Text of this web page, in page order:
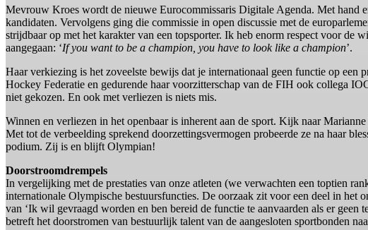
Mevrouw Kroes wordt de nieuwe Eurocommissaris Digitale Agenda. Met hand
kandidaten. Vervolgens ging die commissie in open discussie met de
strijdbaar op met het karakter van een topsporter. Ik heb enorm respect voor de
aangegaan: ‘If you want to be a champion, you have to look like a champion’.
Haar verkiezing is het zoveelste bewijs dat je internationaal geen functie op
Hockey Federatie en gedurende haar voorzitterschap van de FIH ook collega
niet gekozen. En ook met verliezen is niets mis.
Winnen en verliezen in het openbaar is inherent aan de sport. Kijk naar
Met tot de verbeelding sprekend doorzettingsvermogen probeerde ze na haar
podium. Zij is en blijft Olympian!
Doorstroomdrempels
In vergelijking met de prestaties van onze atleten (we verwachten een toptien
internationale Olympische bestuursfuncties. De oorzaak zit voor een deel in
van ‘Ik wil gevraagd worden en ben bereid de functie te aanvaarden als er
betreft het doorstromen van bestuurlijk talent van de aangesloten sportbonden